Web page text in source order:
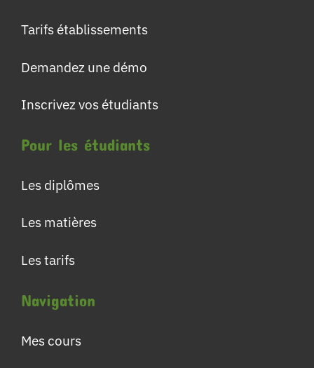
Tarifs établissements
Demandez une démo
Inscrivez vos étudiants
Pour les étudiants
Les diplômes
Les matières
Les tarifs
Navigation
Mes cours